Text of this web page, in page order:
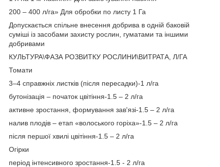
200 – 400 л/га» Для обробки по листу 1 Га
Допускається спільне внесення добрива в одній баковій
суміші із засобами захисту рослин, гуматами та іншими
добривами
КУЛЬТУРА\ФАЗА РОЗВИТКУ РОСЛИНИ\ВИТРАТА, Л/ГА
Томати
3–4 справжніх листків (після пересадки)-1 л/га
бутонізація – початок цвітіння-1.5 – 2 л/га
активне зростання, формування зав'язі-1.5 – 2 л/га
налив плодів – етап «волоського горіха»-1.5 – 2 л/га
після першої хвилі цвітіння-1.5 – 2 л/га
Огірки
період інтенсивного зростання-1.5 - 2 л/га